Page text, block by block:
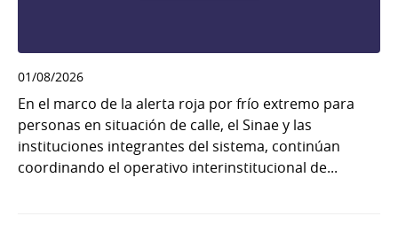
01/08/2026
En el marco de la alerta roja por frío extremo para
personas en situación de calle, el Sinae y las
instituciones integrantes del sistema, continúan
coordinando el operativo interinstitucional de...